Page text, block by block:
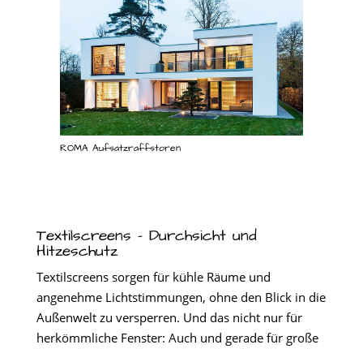
ROMA Aufsatzraffstoren
Textilscreens – Durchsicht und
Hitzeschutz
Textilscreens sorgen für kühle Räume und
angenehme Lichtstimmungen, ohne den Blick in die
Außenwelt zu versperren. Und das nicht nur für
herkömmliche Fenster: Auch und gerade für große